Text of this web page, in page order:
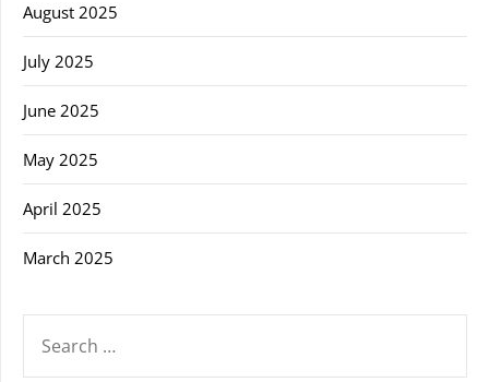
August 2025
July 2025
June 2025
May 2025
April 2025
March 2025
FOR: